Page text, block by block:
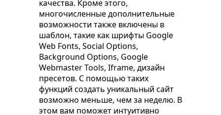
качества. Кроме этого,
многочисленные дополнительные
возможности также включены в
шаблон, такие как шрифты Google
Web Fonts, Social Options,
Background Options, Google
Webmaster Tools, Iframe, дизайн
пресетов. С помощью таких
функций создать уникальный сайт
возможно меньше, чем за неделю. В
этом вам поможет интуитивно